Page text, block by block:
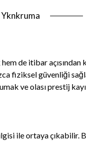
Yknkruma
de itibar açısından
fiziksel güvenliği
ve olası prestij
ile ortaya çıkabilir.